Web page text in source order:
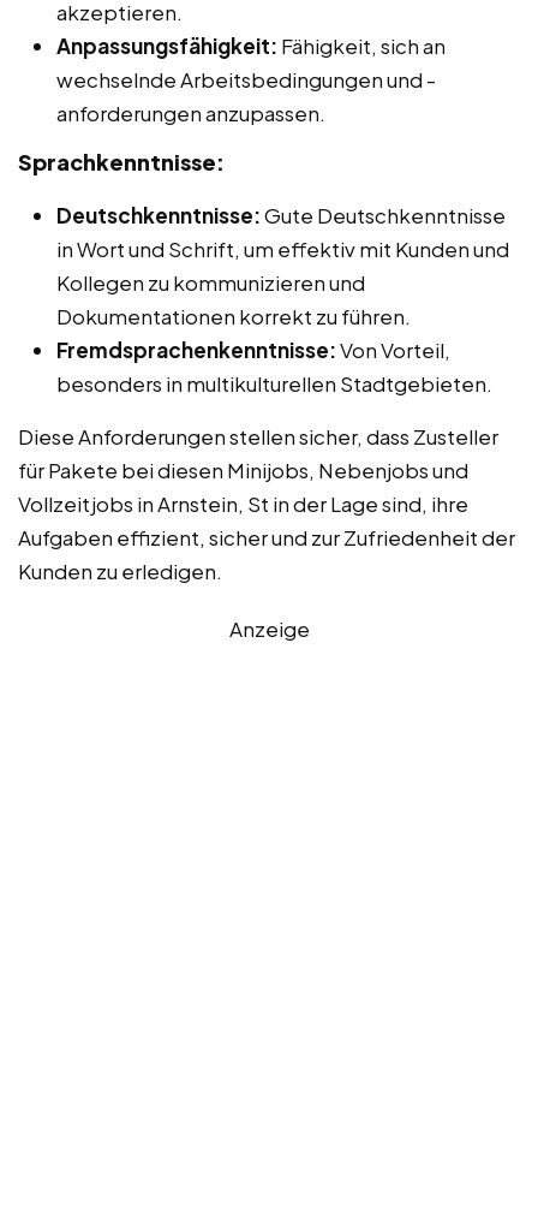
akzeptieren.
Anpassungsfähigkeit: Fähigkeit, sich an
wechselnde Arbeitsbedingungen und -
anforderungen anzupassen.
Sprachkenntnisse:
Deutschkenntnisse:Gute Deutschkenntnisse
in Wort und Schrift, um effektiv mit Kunden und
Kollegen zu kommunizieren und
Dokumentationen korrekt zu führen.
Fremdsprachenkenntnisse:Von Vorteil,
besonders in multikulturellen Stadtgebieten.
Diese Anforderungen stellen sicher, dass Zusteller
für Pakete bei diesen Minijobs, Nebenjobs und
Vollzeitjobs in Arnstein, St in der Lage sind, ihre
Aufgaben effizient, sicher und zur Zufriedenheit der
Kunden zu erledigen.
Anzeige